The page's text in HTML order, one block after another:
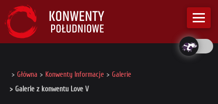
Główna Konwenty Informacje
Galerie
Galerie z konwentu Love V